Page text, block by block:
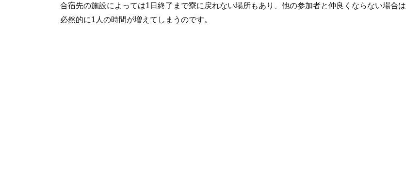
合宿先の施設によっては1日終了まで寮に戻れない場所もあり、他の参加者と仲良くならない場合は
必然的に1人の時間が増えてしまうのです。